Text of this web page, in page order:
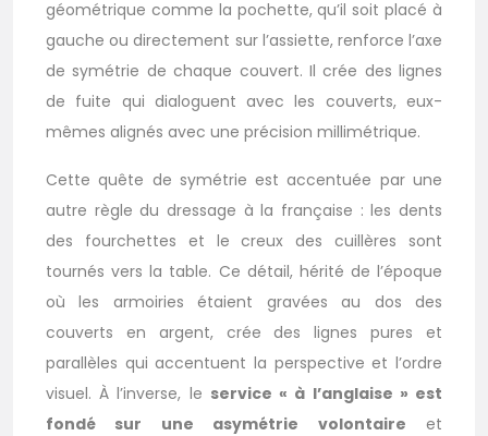
géométrique comme la pochette, qu’il soit placé à
gauche ou directement sur l’assiette, renforce l’axe
de symétrie de chaque couvert. Il crée des lignes
de fuite qui dialoguent avec les couverts, eux-
mêmes alignés avec une précision millimétrique.
Cette quête de symétrie est accentuée par une
autre règle du dressage à la française : les dents
des fourchettes et le creux des cuillères sont
tournés vers la table. Ce détail, hérité de l’époque
où les armoiries étaient gravées au dos des
couverts en argent, crée des lignes pures et
parallèles qui accentuent la perspective et l’ordre
visuel. À l’inverse, le service « à l’anglaise » est
fondé sur une asymétrie volontaire et